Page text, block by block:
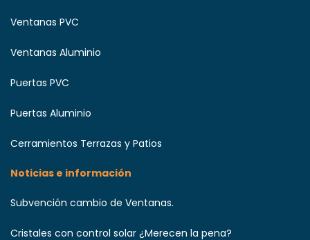
Ventanas PVC
Ventanas Aluminio
Puertas PVC
Puertas Aluminio
Cerramientos Terrazas y Patios
Noticias e información
Subvención cambio de Ventanas.
Cristales con control solar ¿Merecen la pena?